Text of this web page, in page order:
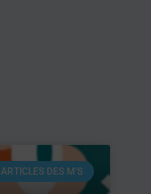
ARTICLES DES M'S